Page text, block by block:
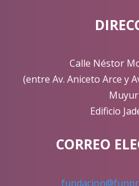
Calle Néstor
(entre Av. Aniceto Arce y
Edificio
CORREO